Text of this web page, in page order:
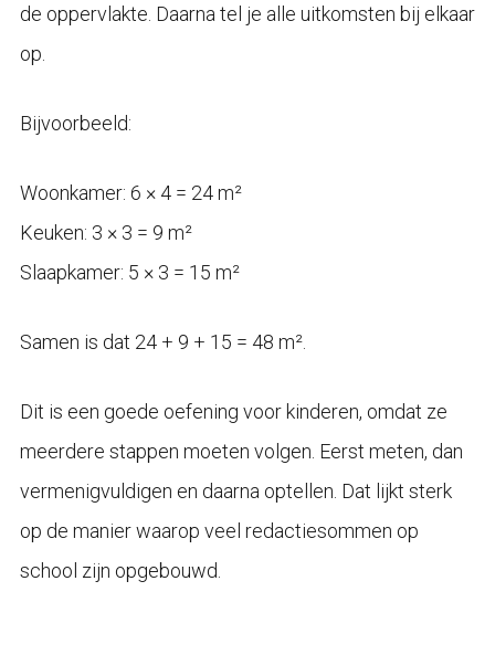
de oppervlakte. Daarna tel je alle uitkomsten bij elkaar
op.
Bijvoorbeeld:
Woonkamer: 6 × 4 = 24 m²
Keuken: 3 × 3 = 9 m²
Slaapkamer: 5 × 3 = 15 m²
Samen is dat 24 + 9 + 15 = 48 m².
Dit is een goede oefening voor kinderen, omdat ze
meerdere stappen moeten volgen. Eerst meten, dan
vermenigvuldigen en daarna optellen. Dat lijkt sterk
op de manier waarop veel redactiesommen op
school zijn opgebouwd.